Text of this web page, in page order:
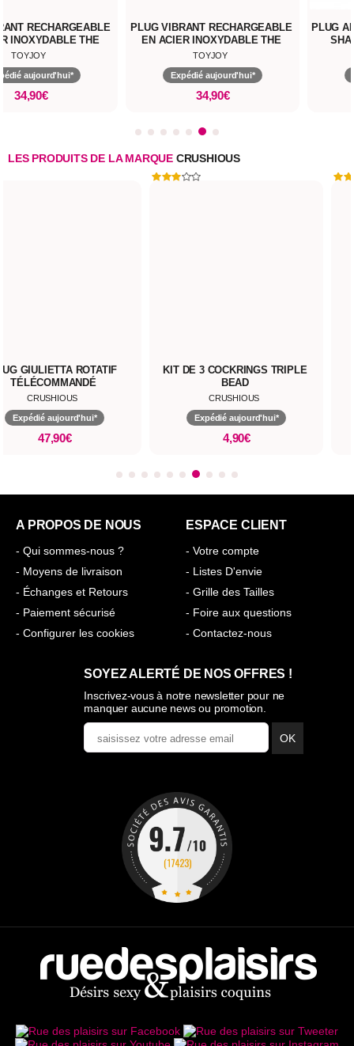
RECHARGEABLE
INOXYDABLE THE
GLIDER
TOYJOY
aujourd'hui*
34,90€
PLUG VIBRANT RECHARGEABLE
EN ACIER INOXYDABLE THE
SLIDER
TOYJOY
Expédié aujourd'hui*
34,90€
PLUG
LES PRODUITS DE LA MARQUE CRUSHIOUS
GIULIETTA ROTATIF
TÉLÉCOMMANDÉ
CRUSHIOUS
Expédié aujourd'hui*
47,90€
KIT DE 3 COCKRINGS TRIPLE
BEAD
CRUSHIOUS
Expédié aujourd'hui*
4,90€
A PROPOS DE NOUS
- Qui sommes-nous ?
- Moyens de livraison
- Échanges et Retours
- Paiement sécurisé
- Configurer les cookies
ESPACE CLIENT
- Votre compte
- Listes D'envie
- Grille des Tailles
- Foire aux questions
- Contactez-nous
SOYEZ ALERTÉ DE NOS OFFRES !
Inscrivez-vous à notre newsletter pour ne
manquer aucune news ou promotion.
OK